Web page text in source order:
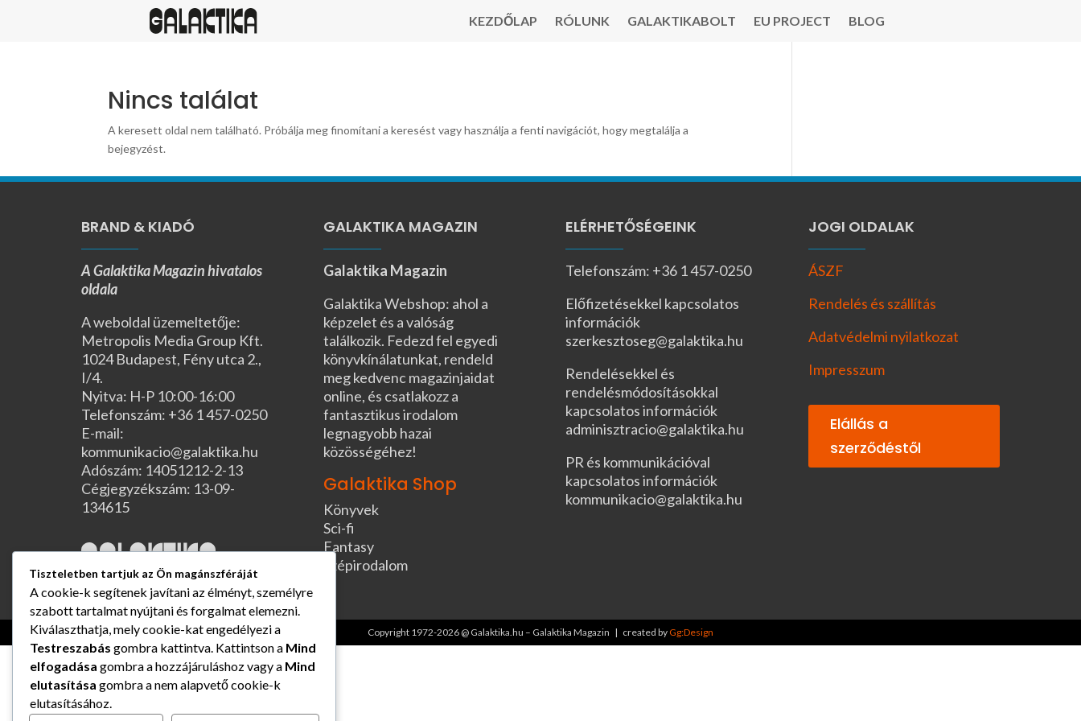
KEZDŐLAP RÓLUNK GALAKTIKABOLT EU PROJECT BLOG
Nincs találat
A keresett oldal nem található. Próbálja meg finomítani a keresést vagy használja a fenti navigációt, hogy megtalálja a
bejegyzést.
BRAND & KIADÓ
A Galaktika Magazin hivatalos
oldala
A weboldal üzemeltetője:
Metropolis Media Group Kft.
1024 Budapest, Fény utca 2.,
I/4.
Nyitva: H-P 10:00-16:00
Telefonszám: +36 1 457-0250
E-mail:
kommunikacio@galaktika.hu
Adószám: 14051212-2-13
Cégjegyzékszám: 13-09-
134615
GALAKTIKA MAGAZIN
Galaktika Magazin
Galaktika Webshop: ahol a
képzelet és a valóság
találkozik. Fedezd fel egyedi
könyvkínálatunkat, rendeld
meg kedvenc magazinjaidat
online, és csatlakozz a
fantasztikus irodalom
legnagyobb hazai
közösségéhez!
Galaktika Shop
Könyvek
Sci-fi
Fantasy
Szépirodalom
ELÉRHETŐSÉGEINK
Telefonszám: +36 1 457-0250
Előfizetésekkel kapcsolatos
információk
szerkesztoseg@galaktika.hu
Rendelésekkel és
rendelésmódosításokkal
kapcsolatos információk
adminisztracio@galaktika.hu
PR és kommunikációval
kapcsolatos információk
kommunikacio@galaktika.hu
JOGI OLDALAK
ÁSZF
Rendelés és szállítás
Adatvédelmi nyilatkozat
Impresszum
Elállás a
szerződéstől
Copyright 1972-2026 @ Galaktika.hu – Galaktika Magazin | created byGg:Design
Tiszteletben tartjuk az Ön magánszféráját
A cookie-k segítenek javítani az élményt, személyre
szabott tartalmat nyújtani és forgalmat elemezni.
Kiválaszthatja, mely cookie-kat engedélyezi a
Testreszabás gombra kattintva. Kattintson a Mind
elfogadása gombra a hozzájáruláshoz vagy a Mind
elutasítása gombra a nem alapvető cookie-k
elutasításához.